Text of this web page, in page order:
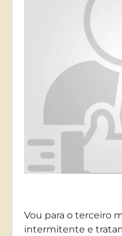
Vou para o terceiro
intermitente e